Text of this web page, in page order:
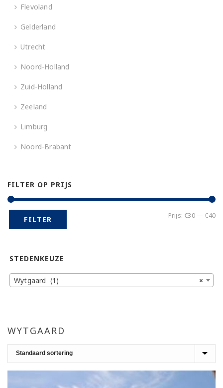
WYTGAARD
Flevoland
Gelderland
Utrecht
Noord-Holland
Zuid-Holland
Zeeland
Limburg
Noord-Brabant
FILTER OP PRIJS
FILTER Prijs:€30—€40
STEDENKEUZE
×
Wytgaard (1)